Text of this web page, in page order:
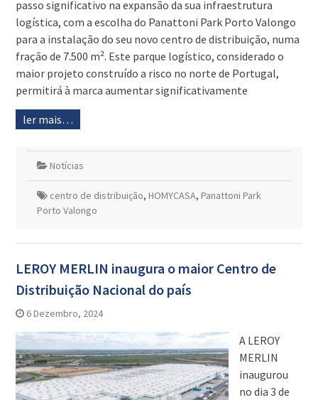
passo significativo na expansão da sua infraestrutura
logística, com a escolha do Panattoni Park Porto Valongo
para a instalação do seu novo centro de distribuição, numa
fração de 7.500 m². Este parque logístico, considerado o
maior projeto construído a risco no norte de Portugal,
permitirá à marca aumentar significativamente
ler mais…
Notícias
centro de distribuição, HOMYCASA, Panattoni Park
Porto Valongo
LEROY MERLIN inaugura o maior Centro de
Distribuição Nacional do país
6 Dezembro, 2024
A LEROY
MERLIN
inaugurou
no dia 3 de